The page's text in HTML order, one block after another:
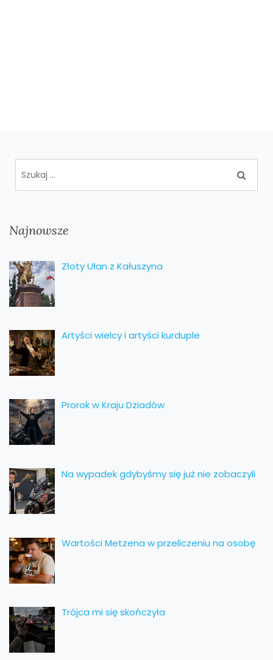
Najnowsze
Złoty Ułan z Kałuszyna
Artyści wielcy i artyści kurduple
Prorok w Kraju Dziadów
Na wypadek gdybyśmy się już nie zobaczyli
Wartości Metzena w przeliczeniu na osobę
Trójca mi się skończyła